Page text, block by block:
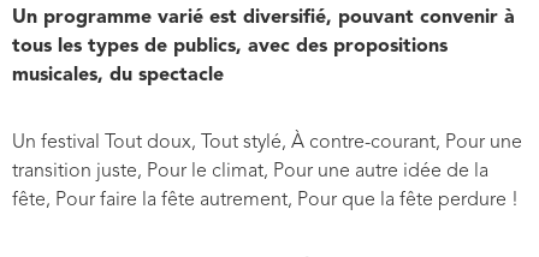
Un programme varié est diversifié, pouvant convenir à
tous les types de publics, avec des propositions
musicales, du spectacle
Un festival Tout doux, Tout stylé, À contre-courant, Pour une
transition juste, Pour le climat, Pour une autre idée de la
fête, Pour faire la fête autrement, Pour que la fête perdure !